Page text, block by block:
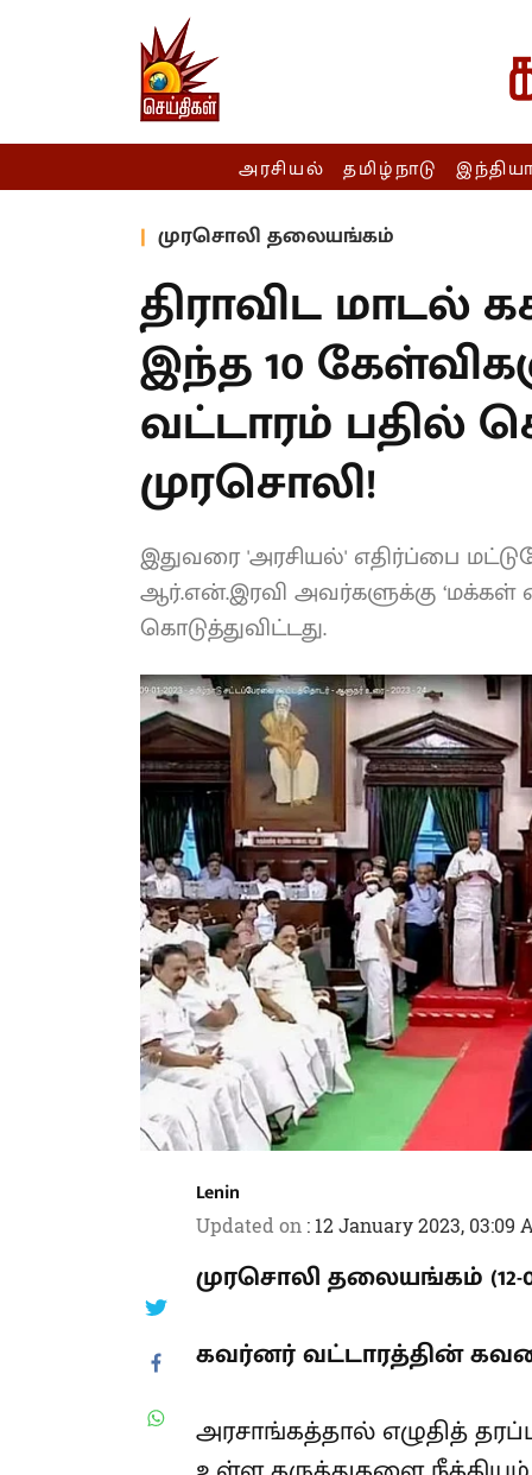
அரசியல் தமிழ்நாடு
முரசொலி தலையங்கம்
திராவிட மாடல்
இந்த 10
வட்டாரம் பதில்
முரசொலி!
இதுவரை 'அரசியல்' எதிர்ப்பை
ஆர்.என்.இரவி அவர்களுக்கு ‘மக்கள்
கொடுத்துவிட்டது.
Lenin
Updated on : 12 January 2023, 03:09
முரசொலி தலையங்கம் (12-
கவர்னர் வட்டாரத்தின்
அரசாங்கத்தால் எழுதித்